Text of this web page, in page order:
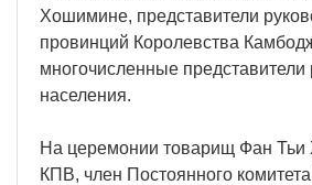
Хошимине, представители
провинций Королевства
многочисленные представители
населения.
На церемонии товарищ Фан Тьи
КПВ, член Постоянного